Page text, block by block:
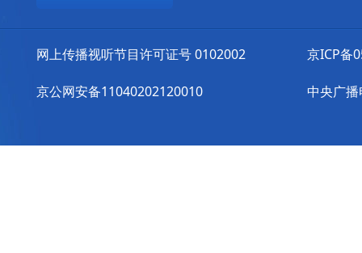
网上传播视听节目许可证号 0102002
京公网安备11040202120010
京ICP备
中央广